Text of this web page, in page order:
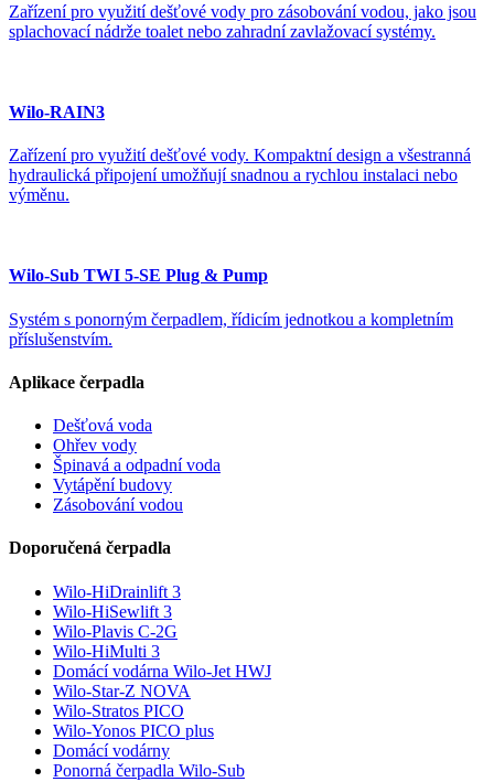
Zařízení pro využití dešťové vody pro zásobování vodou, jako jsou
splachovací nádrže toalet nebo zahradní zavlažovací systémy.
Wilo-RAIN3
Zařízení pro využití dešťové vody. Kompaktní design a všestranná
hydraulická připojení umožňují snadnou a rychlou instalaci nebo
výměnu.
Wilo-Sub TWI 5-SE Plug & Pump
Systém s ponorným čerpadlem, řídicím jednotkou a kompletním
příslušenstvím.
Aplikace čerpadla
Dešťová voda
Ohřev vody
Špinavá a odpadní voda
Vytápění budovy
Zásobování vodou
Doporučená čerpadla
Wilo-HiDrainlift 3
Wilo-HiSewlift 3
Wilo-Plavis C-2G
Wilo-HiMulti 3
Domácí vodárna Wilo-Jet HWJ
Wilo-Star-Z NOVA
Wilo-Stratos PICO
Wilo-Yonos PICO plus
Domácí vodárny
Ponorná čerpadla Wilo-Sub